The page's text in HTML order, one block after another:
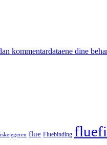
kommentardataene dine
flue Fluebinding